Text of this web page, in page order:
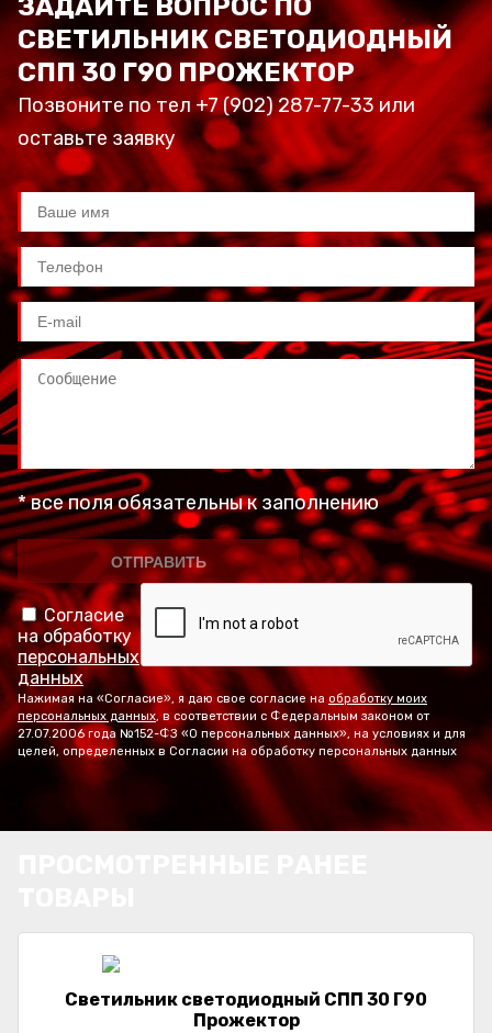
ЗАДАЙТЕ ВОПРОС ПО
СВЕТИЛЬНИК СВЕТОДИОДНЫЙ
СПП 30 Г90 ПРОЖЕКТОР
Позвоните по тел +7 (902) 287-77-33 или
оставьте заявку
* все поля обязательны к заполнению
Согласие
на обработку
персональных
данных
Нажимая на «Согласие», я даю свое согласие на обработку моих
персональных данных, в соответствии с Федеральным законом от
27.07.2006 года №152-ФЗ «О персональных данных», на условиях и для
целей, определенных в Согласии на обработку персональных данных
Светильник светодиодный СПП 30 Г90
Прожектор